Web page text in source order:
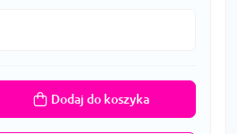
Dodaj do koszyka